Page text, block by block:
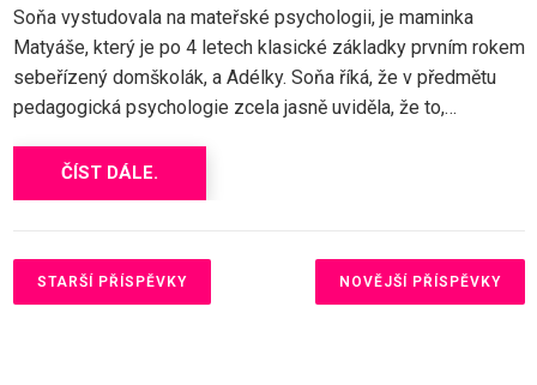
Soňa vystudovala na mateřské psychologii, je maminka
Matyáše, který je po 4 letech klasické základky prvním rokem
sebeřízený domškolák, a Adélky. Soňa říká, že v předmětu
pedagogická psychologie zcela jasně uviděla, že to,…
ČÍST DÁLE.
v
STARŠÍ PŘÍSPĚVKY NOVĚJŠÍ PŘÍSPĚVKY